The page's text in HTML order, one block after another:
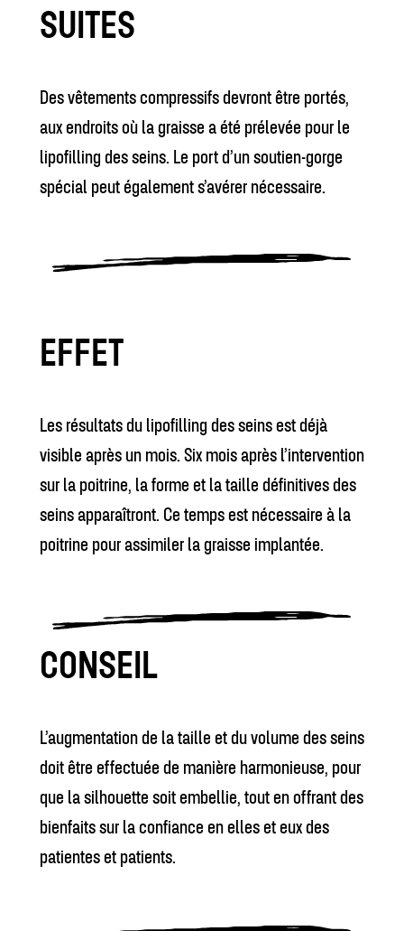
SUITES
Des vêtements compressifs devront être portés,
aux endroits où la graisse a été prélevée pour le
lipofilling des seins. Le port d’un soutien-gorge
spécial peut également s’avérer nécessaire.
EFFET
Les résultats du lipofilling des seins est déjà
visible après un mois. Six mois après l’intervention
sur la poitrine, la forme et la taille définitives des
seins apparaîtront. Ce temps est nécessaire à la
poitrine pour assimiler la graisse implantée.
CONSEIL
L’augmentation de la taille et du volume des seins
doit être effectuée de manière harmonieuse, pour
que la silhouette soit embellie, tout en offrant des
bienfaits sur la confiance en elles et eux des
patientes et patients.